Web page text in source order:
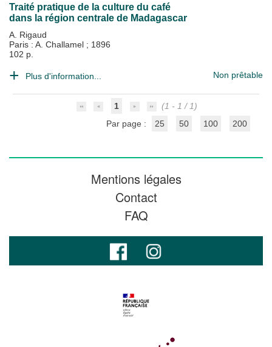
Traité pratique de la culture du café
dans la région centrale de Madagascar
A. Rigaud
Paris : A. Challamel ; 1896
102 p.
Plus d'information... Non prêtable
1
(1 - 1 / 1)
Par page :
25 50 100 200
Mentions légales
Contact
FAQ